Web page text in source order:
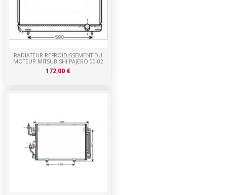
RADIATEUR REFROIDISSEMENT DU
MOTEUR MITSUBISHI PAJERO 00-02
172,00 €